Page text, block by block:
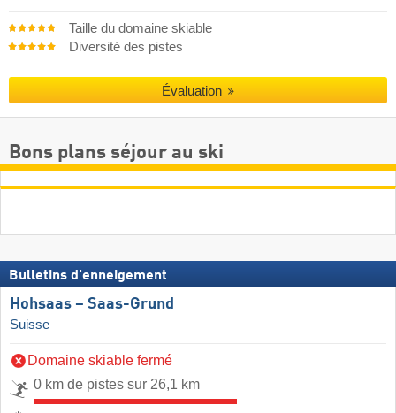
Taille du domaine skiable
Diversité des pistes
Évaluation
Bons plans séjour au ski
Bulletins d'enneigement
Hohsaas – Saas-Grund
Suisse
Domaine skiable fermé
0 km de pistes sur 26,1 km